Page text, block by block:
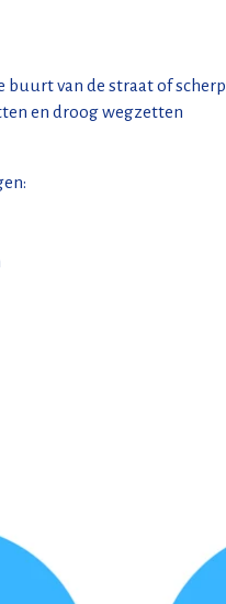
buurt van de straat of
en droog wegzetten